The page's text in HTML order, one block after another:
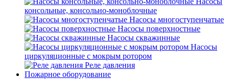
консольные, консольно-моноблочные
Насосы многоступенчатые
Насосы поверхностные
Насосы скважинные
Насосы
циркуляционные с мокрым ротором
Реле давления
Пожарное оборудование